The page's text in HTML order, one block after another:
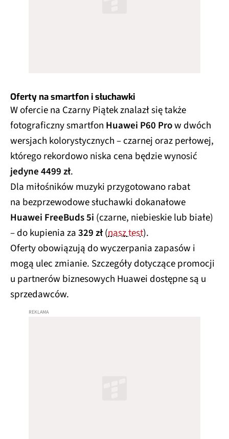
Oferty na smartfon i słuchawki
W ofercie na Czarny Piątek znalazł się także
fotograficzny smartfon Huawei P60 Prow dwóch
wersjach kolorystycznych – czarnej oraz perłowej,
którego rekordowo niska cena będzie wynosić
jedyne 4499 zł.
Dla miłośników muzyki przygotowano rabat
na bezprzewodowe słuchawki dokanałowe
Huawei FreeBuds 5i (czarne, niebieskie lub białe)
– do kupienia za 329 zł(nasz test).
Oferty obowiązują do wyczerpania zapasów i
mogą ulec zmianie. Szczegóły dotyczące promocji
u partnerów biznesowych Huawei dostępne są u
sprzedawców.